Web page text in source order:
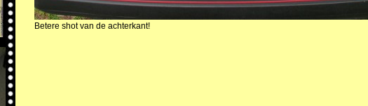
Betere shot van de achterkant!